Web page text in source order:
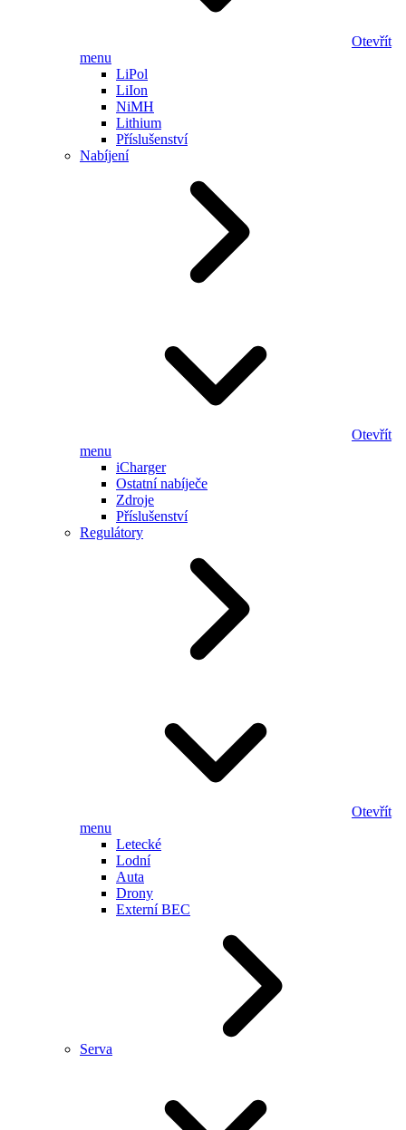
Otevřít
menu
LiPol
LiIon
NiMH
Lithium
Příslušenství
Nabíjení
Otevřít
menu
iCharger
Ostatní nabíječe
Zdroje
Příslušenství
Regulátory
Otevřít
menu
Letecké
Lodní
Auta
Drony
Externí BEC
Serva